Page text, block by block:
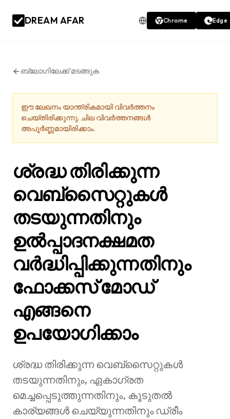
DREAM AFAR Chrome Edge
ബ്ലോഗിലേക്ക് മടങ്ങുക
ഈ ലേഖനം യാന്ത്രികമായി വിവർത്തനം
ചെയ്തിരിക്കുന്നു. ചില വിവർത്തനങ്ങൾ
അപൂർണ്ണമായിരിക്കാം.
ശ്രദ്ധ തിരിക്കുന്ന
വെബ്‌സൈറ്റുകൾ
തടയുന്നതിനും
ഉൽപ്പാദനക്ഷമത
വർദ്ധിപ്പിക്കുന്നതിനും
ഫോക്കസ് മോഡ്
എങ്ങനെ
ഉപയോഗിക്കാം
ശ്രദ്ധ തിരിക്കുന്ന വെബ്‌സൈറ്റുകൾ
തടയുന്നതിനും, ഏകാഗ്രത
മെച്ചപ്പെടുത്തുന്നതിനും, കൂടുതൽ
കാര്യങ്ങൾ ചെയ്യുന്നതിനും ഡ്രീം